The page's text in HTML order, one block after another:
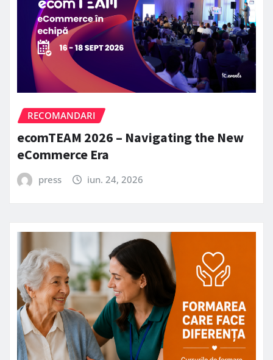
RECOMANDARI
ecomTEAM 2026 – Navigating the New
eCommerce Era
press iun. 24, 2026